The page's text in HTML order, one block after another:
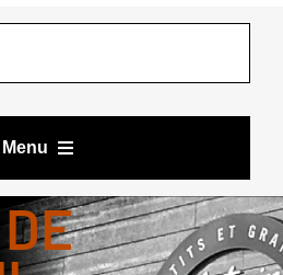
Menu
DE TRAVAIL